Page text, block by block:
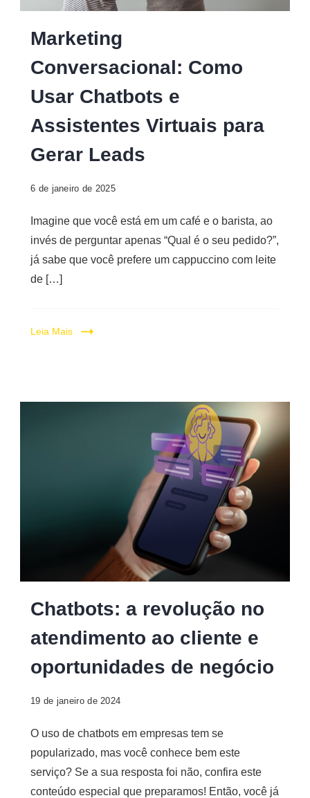
Digital
Marketing
Conversacional: Como
Usar Chatbots e
Assistentes Virtuais para
Gerar Leads
6 de janeiro de 2025
Imagine que você está em um café e o barista, ao
invés de perguntar apenas “Qual é o seu pedido?”,
já sabe que você prefere um cappuccino com leite
de […]
Leia Mais
Chatbots: a revolução no
atendimento ao cliente e
oportunidades de negócio
19 de janeiro de 2024
O uso de chatbots em empresas tem se
popularizado, mas você conhece bem este
serviço? Se a sua resposta foi não, confira este
conteúdo especial que preparamos! Então, você já